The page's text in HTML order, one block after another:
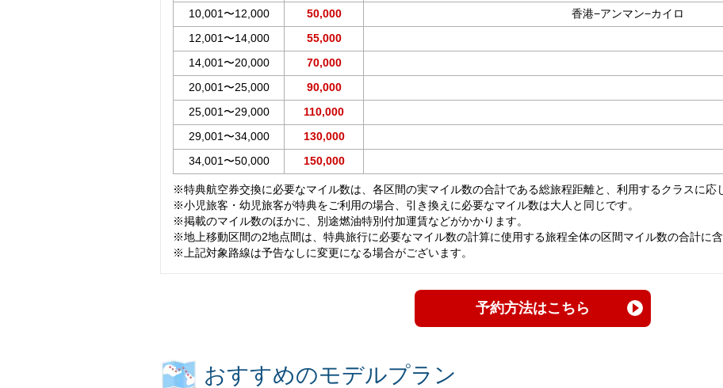
10,001〜12,000 50,000 香港−アンマン−カイロ
12,001〜14,000 55,000
14,001〜20,000 70,000
20,001〜25,000 90,000
25,001〜29,000 110,000
29,001〜34,000 130,000
34,001〜50,000 150,000
※特典航空券交換に必要なマイル数は、各区間の実マイル数の合計である総旅程距離と、利用するクラスに応
※小児旅客・幼児旅客が特典をご利用の場合、引き換えに必要なマイル数は大人と同じです。
※掲載のマイル数のほかに、別途燃油特別付加運賃などがかかります。
※地上移動区間の2地点間は、特典旅行に必要なマイル数の計算に使用する旅程全体の区間マイル数の合計に含
※上記対象路線は予告なしに変更になる場合がございます。
予約方法はこちら
おすすめのモデルプラン